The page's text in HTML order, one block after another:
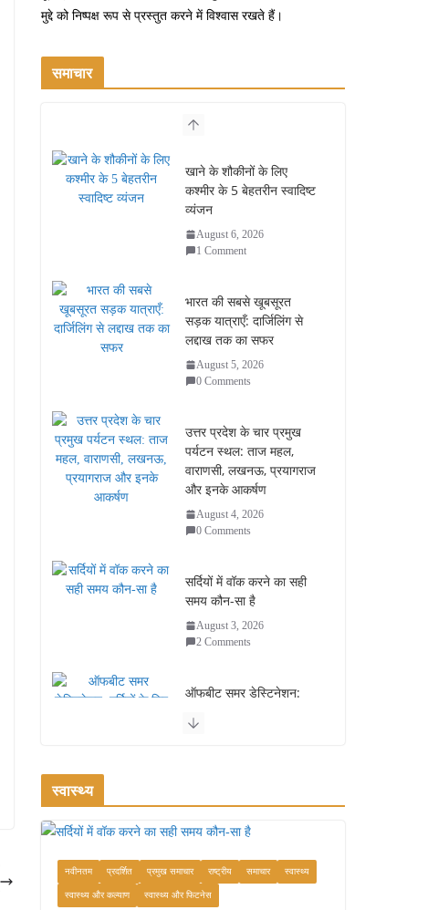
मुद्दे को निष्पक्ष रूप से प्रस्तुत करने में विश्वास रखते हैं।
समाचार
खाने के शौकीनों के लिए
कश्मीर के 5 बेहतरीन स्वादिष्ट
व्यंजन
August 6, 2026
1 Comment
भारत की सबसे खूबसूरत
सड़क यात्राएँ: दार्जिलिंग से
लद्दाख तक का सफर
August 5, 2026
0 Comments
उत्तर प्रदेश के चार प्रमुख
पर्यटन स्थल: ताज महल,
वाराणसी, लखनऊ, प्रयागराज
और इनके आकर्षण
August 4, 2026
0 Comments
सर्दियों में वॉक करने का सही
समय कौन-सा है
August 3, 2026
2 Comments
ऑफबीट समर डेस्टिनेशन:
जगहें – भीड़ से दूर छुट्टियां
कश्मीर यात्रा गाइड:
प्राकृतिक सुंदरता और
स्वादिष्ट भोजन का अनूठा संगम
August 1, 2026
1 Comment
स्वास्थ्य
नवीनतम प्रदर्शित प्रमुख समाचार राष्ट्रीय समाचार स्वास्थ्य
स्वास्थ्य और कल्याण स्वास्थ्य और फिटनेस